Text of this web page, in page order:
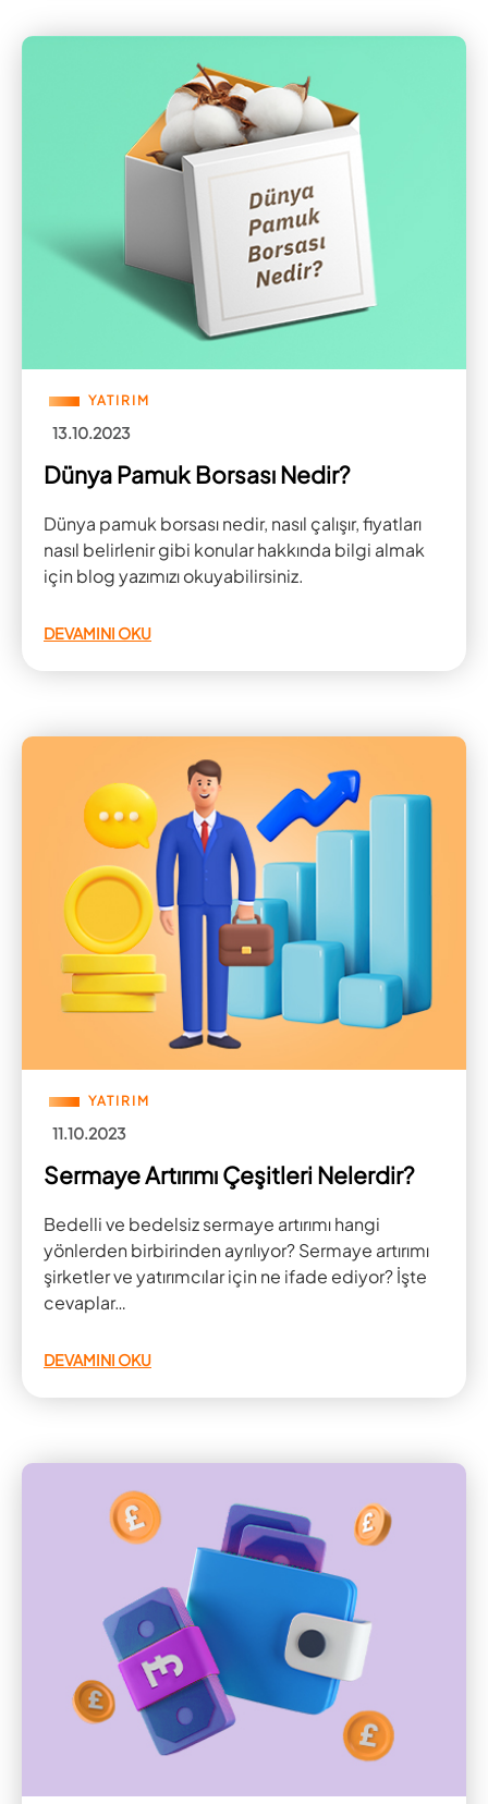
YATIRIM
13.10.2023
Dünya Pamuk Borsası Nedir?
Dünya pamuk borsası nedir, nasıl çalışır, fiyatları
nasıl belirlenir gibi konular hakkında bilgi almak
için blog yazımızı okuyabilirsiniz.
DEVAMINI OKU
YATIRIM
11.10.2023
Sermaye Artırımı Çeşitleri Nelerdir?
Bedelli ve bedelsiz sermaye artırımı hangi
yönlerden birbirinden ayrılıyor? Sermaye artırımı
şirketler ve yatırımcılar için ne ifade ediyor? İşte
cevaplar…
DEVAMINI OKU